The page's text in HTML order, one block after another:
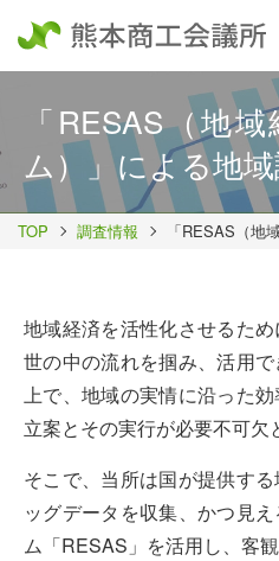
「RESAS（地
ム）」による地
TOP 調査情報 「RESAS（地
地域経済を活性化させるた
世の中の流れを掴み、活用
上で、地域の実情に沿った
立案とその実行が必要不可欠
そこで、当所は国が提供す
ッグデータを収集、かつ見
ム「RESAS」を活用し、客